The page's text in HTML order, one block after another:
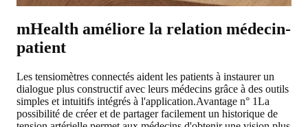
mHealth améliore la relation médecin-
patient
Les tensiomètres connectés aident les patients à instaurer un
dialogue plus constructif avec leurs médecins grâce à des outils
simples et intuitifs intégrés à l'application.Avantage n° 1La
possibilité de créer et de partager facilement un historique de